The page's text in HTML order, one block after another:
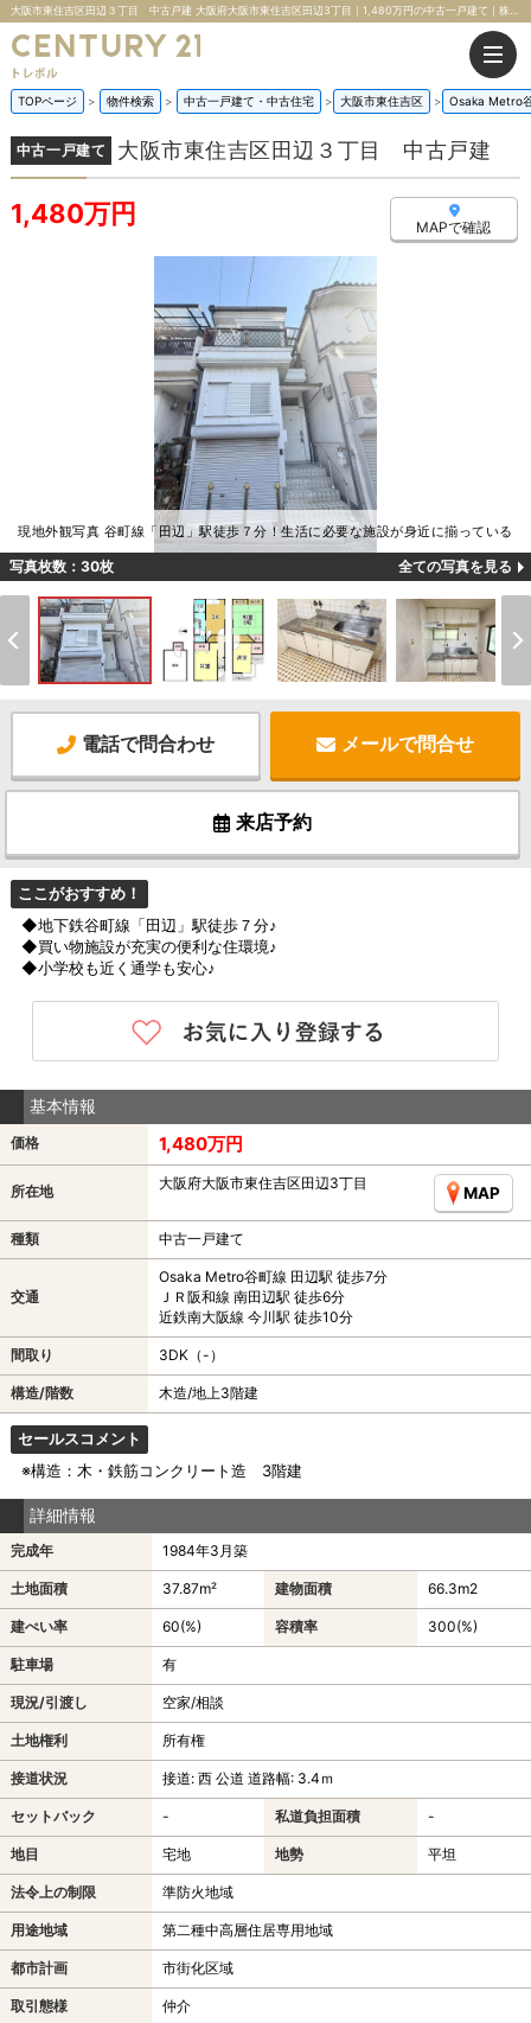
大阪市東住吉区田辺３丁目 中古戸建 大阪府大阪市東住吉区田辺3丁目｜1,480万円の中古一戸建て｜株式会社トレボル
TOPページ 物件検索 中古一戸建て・中古住宅 大阪市東住吉区 Osaka Metro
中古一戸建て 大阪市東住吉区田辺３丁目 中古戸建
1,480万円 MAPで確認
現地外観写真 谷町線「田辺」駅徒歩７分！生活に必要な施設が身近に揃っている
写真枚数：30枚 全ての写真を見る
電話で問合わせ メールで問合せ
来店予約
ここがおすすめ！
◆地下鉄谷町線「田辺」駅徒歩７分♪
◆買い物施設が充実の便利な住環境♪
◆小学校も近く通学も安心♪
基本情報
価格 1,480万円
所在地 大阪府大阪市東住吉区田辺3丁目
MAP
種類 中古一戸建て
交通
Osaka Metro谷町線 田辺駅 徒歩7分
ＪＲ阪和線 南田辺駅 徒歩6分
近鉄南大阪線 今川駅 徒歩10分
間取り 3DK（-）
構造/階数 木造/地上3階建
セールスコメント
※構造：木・鉄筋コンクリート造 3階建
詳細情報
完成年 1984年3月築
土地面積 37.87m² 建物面積 66.3m2
建ぺい率 60(%) 容積率 300(%)
駐車場 有
現況/引渡し 空家/相談
土地権利 所有権
接道状況 接道: 西 公道 道路幅: 3.4ｍ
セットバック - 私道負担面積 -
地目 宅地 地勢 平坦
法令上の制限 準防火地域
用途地域 第二種中高層住居専用地域
都市計画 市街化区域
取引態様 仲介